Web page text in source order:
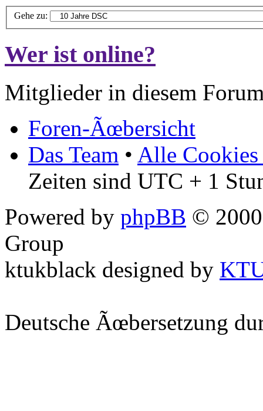
Gehe zu:
Wer ist online?
Mitglieder in diesem
Foren-Ãœbersicht
Das Team • Alle Cookies
Zeiten sind UTC + 1
Powered by phpBB ©
Group
ktukblack designed by
Deutsche Ãœbersetzung